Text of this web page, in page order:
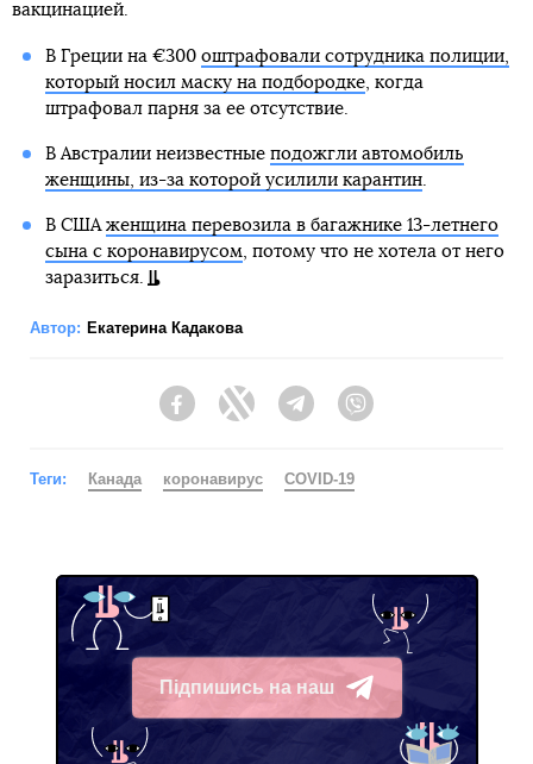
вакцинацией.
В Греции на €300 оштрафовали сотрудника полиции,
который носил маску на подбородке, когда
штрафовал парня за ее отсутствие.
В Австралии неизвестные подожгли автомобиль
женщины, из-за которой усилили карантин.
В США женщина перевозила в багажнике 13-летнего
сына с коронавирусом, потому что не хотела от него
заразиться.
Автор: Екатерина Кадакова
FacebookTwitter Telegram
Теги: Канада коронавирус COVID-19
Підпишись на наш
Telegram